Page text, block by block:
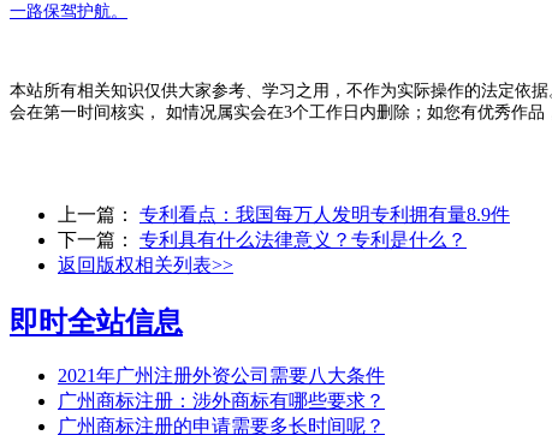
一路保驾护航。
本站所有相关知识仅供大家参考、学习之用，不作为实际操作的法定依
会在第一时间核实， 如情况属实会在3个工作日内删除；如您有优秀作品
上一篇： 专利看点：我国每万人发明专利拥有量8.9件
下一篇： 专利具有什么法律意义？专利是什么？
返回版权相关列表>>
即时全站信息
2021年广州注册外资公司需要八大条件
广州商标注册：涉外商标有哪些要求？
广州商标注册的申请需要多长时间呢？